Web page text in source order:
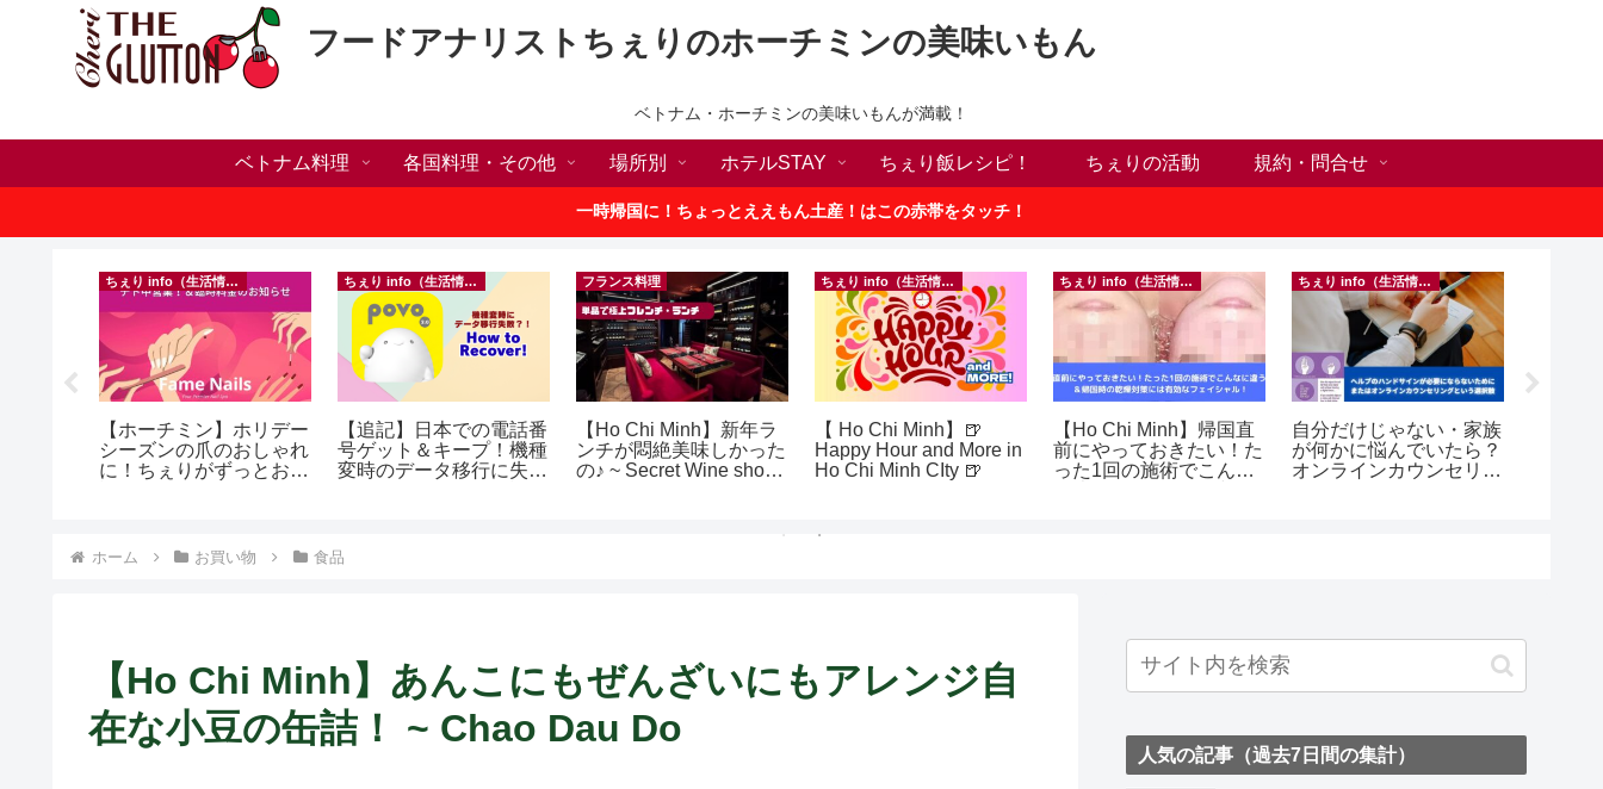
フードアナリストちぇりのホーチミンの美味いもん
ベトナム・ホーチミンの美味いもんが満載！
ベトナム料理 各国料理・その他 場所別 ホテルSTAY ちぇり飯レシピ！ ちぇりの活動 規約・問合せ
一時帰国に！ちょっとええもん土産！はこの赤帯をタッチ！
ちぇり info（生活情報）
【ホーチミン】ホリデー
シーズンの爪のおしゃれ
に！ちぇりがずっとお世
ト中営業予定追記） ~
ちぇり info（生活情報）
【追記】日本での電話番
号ゲット＆キープ！機種
変時のデータ移行に失敗
フランス料理
【Ho Chi Minh】新年ラ
ンチが悶絶美味しかった
の♪ ~ Secret Wine shop
ちぇり info（生活情報）
【 Ho Chi Minh】🍺
Happy Hour and More in
Ho Chi Minh CIty 🍺
ちぇり info（生活情報）
【Ho Chi Minh】帰国直
前にやっておきたい！た
った1回の施術でこんな
ちぇり info（生活情報）
自分だけじゃない・家族
が何かに悩んでいたら？
オンラインカウンセリン
ホーム お買い物 食品
【Ho Chi Minh】あんこにもぜんざいにもアレンジ自
在な小豆の缶詰！ ~ Chao Dau Do
人気の記事（過去7日間の集計）